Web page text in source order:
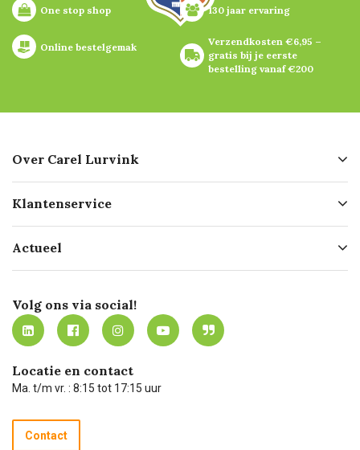
One stop shop 130 jaar ervaring
Online bestelgemak
Verzendkosten €6,95 –
gratis bij je eerste
bestelling vanaf €200
Over Carel Lurvink
Geschiedenis
Missie
Werken bij Carel Lurvink
MVO
Klantenservice
Bezorgen
Mijn Carel Lurvink
Mijn Carel Lurvink instructievideo's
Carel Lurvink App
Hulp op afstand
Technische dienst
Recycle programma
Actueel
Innovation LAB
Tevreden klanten
Carel Lurvink Blog
Carel de podcast
Volg ons via social!
Locatie en contact
Ma. t/m vr. : 8:15 tot 17:15 uur
Contact